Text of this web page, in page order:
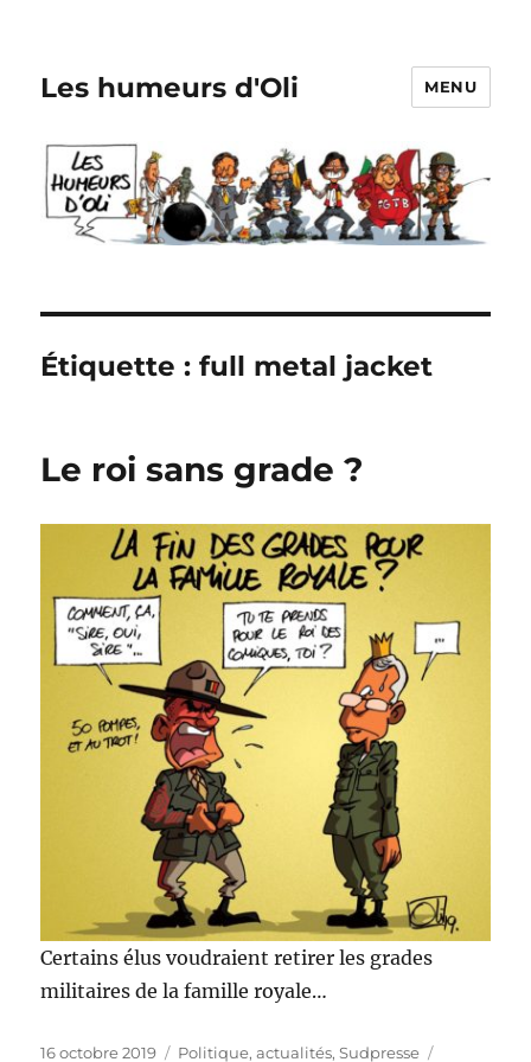
Les humeurs d'Oli MENU
Étiquette :full metal jacket
Le roi sans grade ?
Certains élus voudraient retirer les grades
militaires de la famille royale…
Publié
16 octobre 2019 Catégories
Politique, actualités,Sudpresse